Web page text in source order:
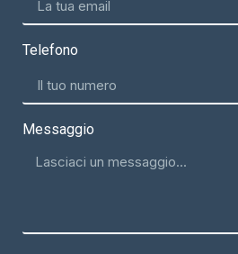
Telefono
Messaggio